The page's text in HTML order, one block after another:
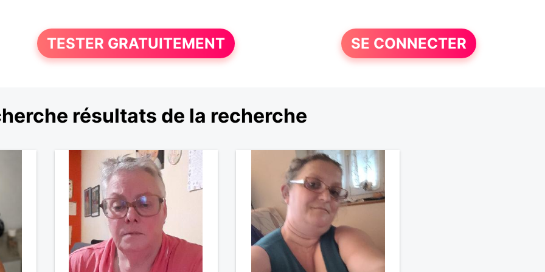
TESTER GRATUITEMENT SE CONNECTER
résultats de la recherche